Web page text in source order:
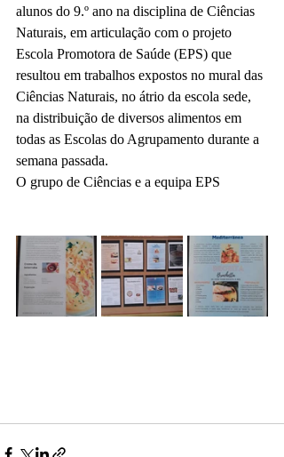
alunos do 9.º ano na disciplina de Ciências
Naturais, em articulação com o projeto
Escola Promotora de Saúde (EPS) que
resultou em trabalhos expostos no mural das
Ciências Naturais, no átrio da escola sede,
na distribuição de diversos alimentos em
todas as Escolas do Agrupamento durante a
semana passada.
O grupo de Ciências e a equipa EPS